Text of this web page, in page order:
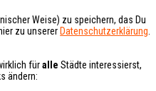
Weise) zu speichern, das Du
zu unserer Datenschutzerklärung
füralle Städte interessierst,
ändern: